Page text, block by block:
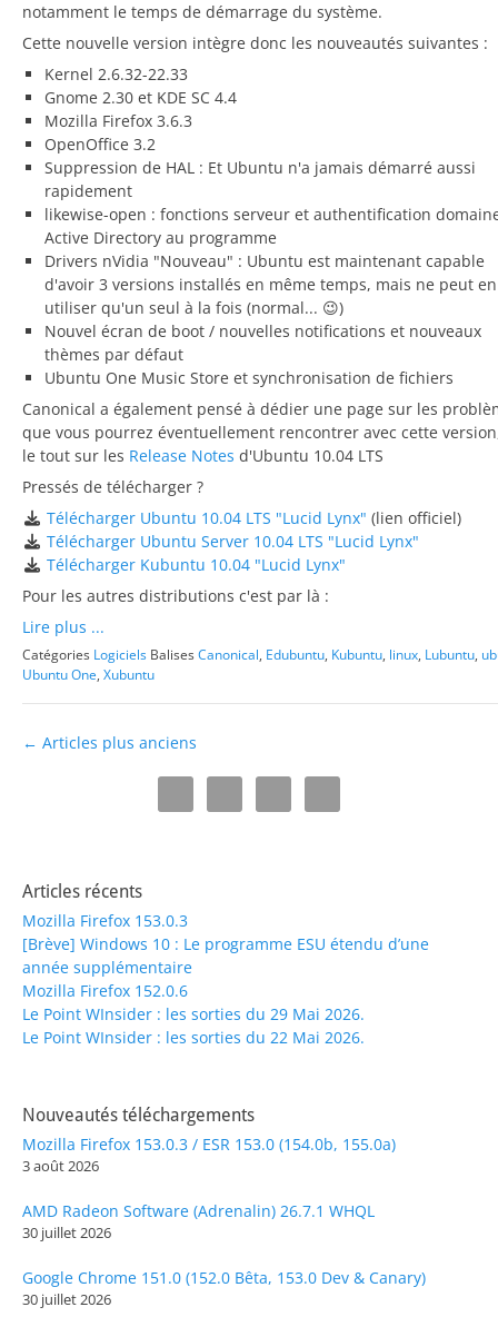
notamment le temps de démarrage du système.
Cette nouvelle version intègre donc les nouveautés suivantes :
Kernel 2.6.32-22.33
Gnome 2.30 et KDE SC 4.4
Mozilla Firefox 3.6.3
OpenOffice 3.2
Suppression de HAL : Et Ubuntu n'a jamais démarré aussi
rapidement
likewise-open : fonctions serveur et authentification
Active Directory au programme
Drivers nVidia "Nouveau" : Ubuntu est maintenant capable
d'avoir 3 versions installés en même temps, mais ne peut en
utiliser qu'un seul à la fois (normal... 😉)
Nouvel écran de boot / nouvelles notifications et nouveaux
thèmes par défaut
Ubuntu One Music Store et synchronisation de fichiers
Canonical a également pensé à dédier une page sur les
que vous pourrez éventuellement rencontrer avec cette
le tout sur les Release Notes d'Ubuntu 10.04 LTS
Pressés de télécharger ?
Télécharger Ubuntu 10.04 LTS "Lucid Lynx" (lien officiel)
Télécharger Ubuntu Server 10.04 LTS "Lucid Lynx"
Télécharger Kubuntu 10.04 "Lucid Lynx"
Pour les autres distributions c'est par là :
Lire plus ...
Catégories Logiciels BalisesCanonical, Edubuntu, Kubuntu, linux, Lubuntu,
Ubuntu One, Xubuntu
Navigation
← Articles plus anciens
Articles récents
Mozilla Firefox 153.0.3
[Brève] Windows 10 : Le programme ESU étendu d’une
année supplémentaire
Mozilla Firefox 152.0.6
Le Point WInsider : les sorties du 29 Mai 2026.
Le Point WInsider : les sorties du 22 Mai 2026.
Nouveautés téléchargements
Mozilla Firefox 153.0.3 / ESR 153.0 (154.0b, 155.0a)
3 août 2026
AMD Radeon Software (Adrenalin) 26.7.1 WHQL
30 juillet 2026
Google Chrome 151.0 (152.0 Bêta, 153.0 Dev & Canary)
30 juillet 2026